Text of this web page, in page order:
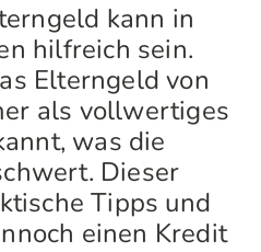
kann in
hilfreich sein.
Elterngeld von
als vollwertiges
was die
Dieser
Tipps und
einen Kredit